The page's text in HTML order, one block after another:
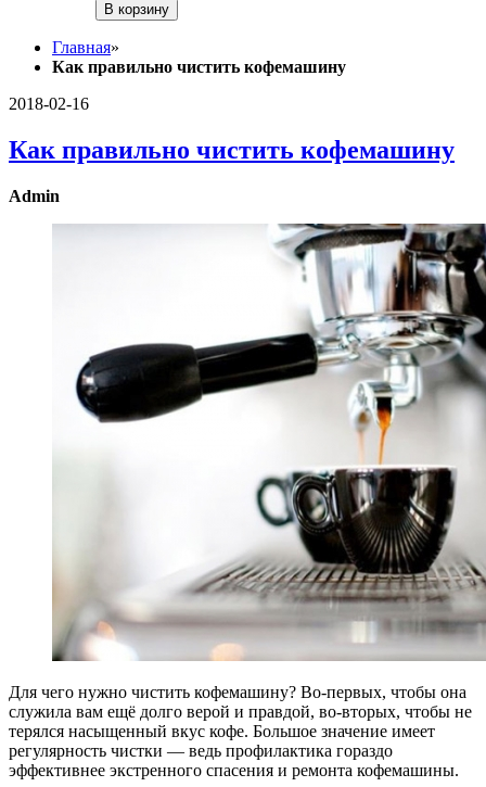
В корзину
Главная»
Как правильно чистить кофемашину
2018-02-16
Как правильно чистить кофемашину
Admin
Для чего нужно чистить кофемашину? Во-первых, чтобы она
служила вам ещё долго верой и правдой, во-вторых, чтобы не
терялся насыщенный вкус кофе. Большое значение имеет
регулярность чистки — ведь профилактика гораздо
эффективнее экстренного спасения и ремонта кофемашины.